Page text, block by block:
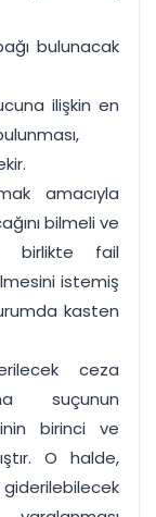
bulunacak
ilişkin en
amacıyla
bilmeli ve
birlikte fail
istemiş
kasten
ceza
suçunun
birinci ve
O halde,